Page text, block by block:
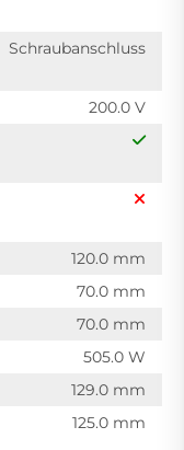
Schraubanschluss
200.0 V
120.0 mm
70.0 mm
70.0 mm
505.0 W
129.0 mm
125.0 mm